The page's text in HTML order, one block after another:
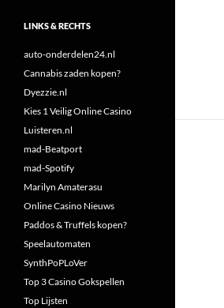
LINKS & RECHTS
auto-onderdelen24.nl
Cannabis zaden kopen?
Dyezzie.nl
Kies 1 Veilig Online Casino
Luisteren.nl
mad-Beatport
mad-Spotify
Marilyn Amaterasu
Online Casino Nieuws
Paddos & Truffels kopen?
Speelautomaten
SynthPoPLoVer
Top 3 Casino Gokspellen
Top Lijsten